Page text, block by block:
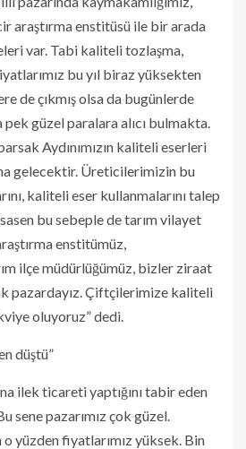
araştırma enstitüsü ile bir arada
var. Tabi kaliteli tozlaşma,
bu yıl biraz yüksekten
de çıkmış olsa da bugünlerde
pek güzel paralara alıcı bulmakta.
Aydınımızın kaliteli eserleri
gelecektir. Üreticilerimizin bu
kaliteli eser kullanmalarını talep
bu sebeple de tarım vilayet
enstitümüz,
ilçe müdürlüğümüz, bizler ziraat
pazardayız. Çiftçilerimize kaliteli
oluyoruz” dedi.
düştü”
ilek ticareti yaptığını tabir eden
sene pazarımız çok güzel.
yüzden fiyatlarımız yüksek. Bin